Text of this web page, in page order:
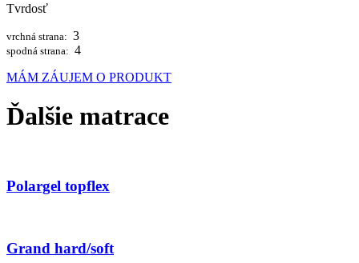
Tvrdosť
vrchná strana: 3
spodná strana: 4
MÁM ZÁUJEM O PRODUKT
Ďalšie matrace
Polargel topflex
Grand hard/soft